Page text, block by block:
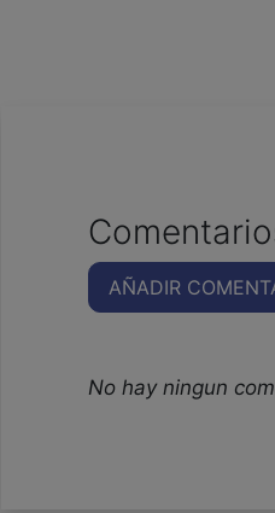
AÑADIR
No hay ningun